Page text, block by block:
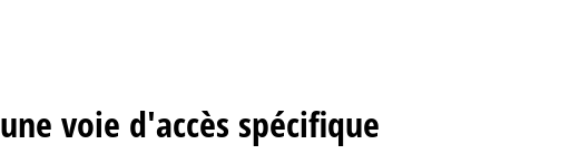
voie d'accès spécifique